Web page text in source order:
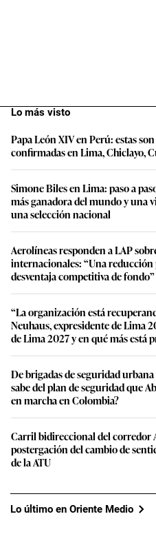
Lo más visto
Papa León XIV en Perú: estas
confirmadas en Lima, Chiclayo,
Simone Biles en Lima: paso a
más ganadora del mundo y una
una selección nacional
Aerolíneas responden a LAP
internacionales: “Una
desventaja competitiva de fondo”
“La organización está
Neuhaus, expresidente de Lima
de Lima 2027 y en qué más está
De brigadas de seguridad
sabe del plan de seguridad que
en marcha en Colombia?
Carril bidireccional del corredor
postergación del cambio de
de la ATU
Lo último en Oriente Medio